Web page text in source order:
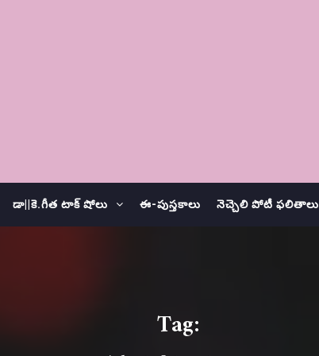
డా||కె.గీత టాక్ షోలు ఈ-పుస్తకాలు నెచ్చెలి పోటీ ఫలితాలు
Tag: